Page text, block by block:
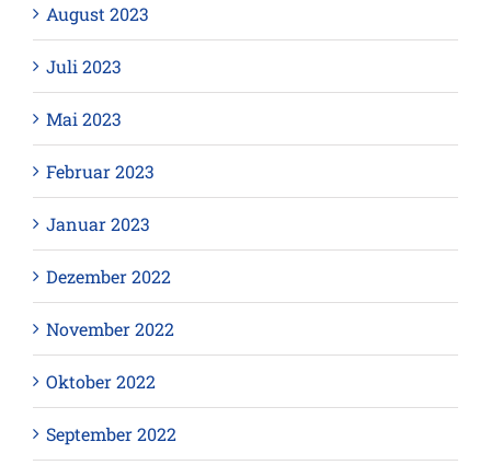
August 2023
Juli 2023
Mai 2023
Februar 2023
Januar 2023
Dezember 2022
November 2022
Oktober 2022
September 2022